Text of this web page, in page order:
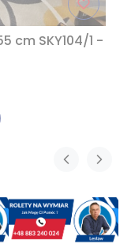
cm SKY104/1 -